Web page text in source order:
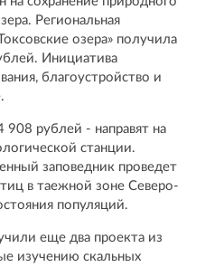
Региональная
озера» получила
Инициатива
благоустройство и
рублей - направят на
станции.
заповедник проведет
в таежной зоне Северо-
популяций.
еще два проекта из
изучению скальных